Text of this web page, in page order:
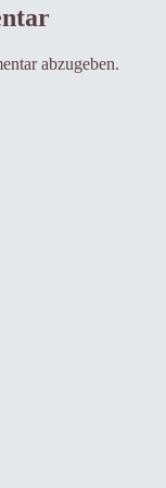
abzugeben.